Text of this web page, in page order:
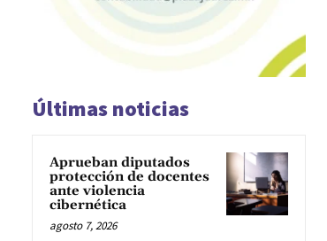
Últimas noticias
Aprueban diputados
protección de docentes
ante violencia
cibernética
agosto 7, 2026